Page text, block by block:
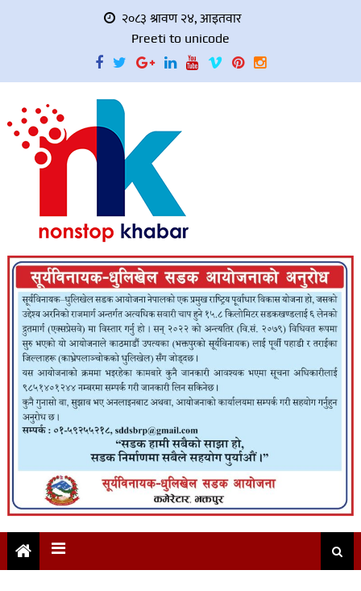
२०८३ श्रावण २४, आइतवार
Preeti to unicode